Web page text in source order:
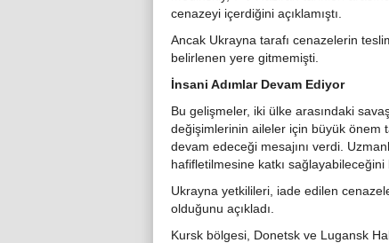
cenazeyi içerdiğini açıklamıştı.
Ancak Ukrayna tarafı cenazelerin
belirlenen yere gitmemişti.
İnsani Adımlar Devam Ediyor
Bu gelişmeler, iki ülke arasındaki
değişimlerinin aileler için büyük önem
devam edeceği mesajını verdi.
hafifletilmesine katkı sağlayabileceğini
Ukrayna yetkilileri, iade edilen
olduğunu açıkladı.
Kursk bölgesi, Donetsk ve Lugansk